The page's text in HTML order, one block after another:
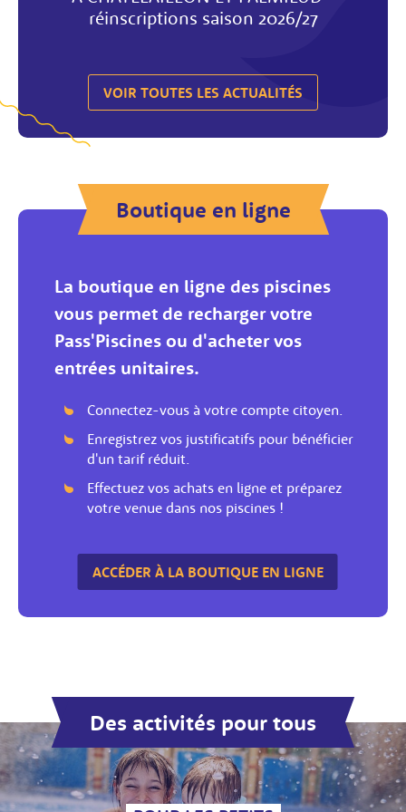
réinscriptions saison 2026/27
VOIR TOUTES LES ACTUALITÉS
Boutique en ligne
La boutique en ligne des piscines
vous permet de recharger votre
Pass'Piscines ou d'acheter vos
entrées unitaires.
Connectez-vous à votre compte citoyen.
Enregistrez vos justificatifs pour bénéficier
d'un tarif réduit.
Effectuez vos achats en ligne et préparez
votre venue dans nos piscines !
ACCÉDER À LA BOUTIQUE EN LIGNE
Des activités pour tous